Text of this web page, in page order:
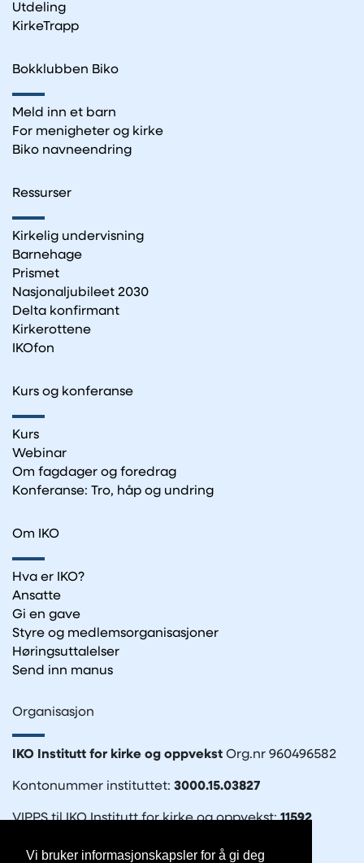
Vi bruker informasjonskapsler for å gi deg
Utdeling
KirkeTrapp
Bokklubben Biko
Meld inn et barn
For menigheter og kirke
Biko navneendring
Ressurser
Kirkelig undervisning
Barnehage
Prismet
Nasjonaljubileet 2030
Delta konfirmant
Kirkerottene
IKOfon
Kurs og konferanse
Kurs
Webinar
Om fagdager og foredrag
Konferanse: Tro, håp og undring
Om IKO
Hva er IKO?
Ansatte
Gi en gave
Styre og medlemsorganisasjoner
Høringsuttalelser
Send inn manus
Organisasjon
IKO Institutt for kirke og oppvekst Org.nr 960496582
Kontonummer instituttet: 3000.15.03827
VIPPS til IKO Institutt for kirke og oppvekst:11592